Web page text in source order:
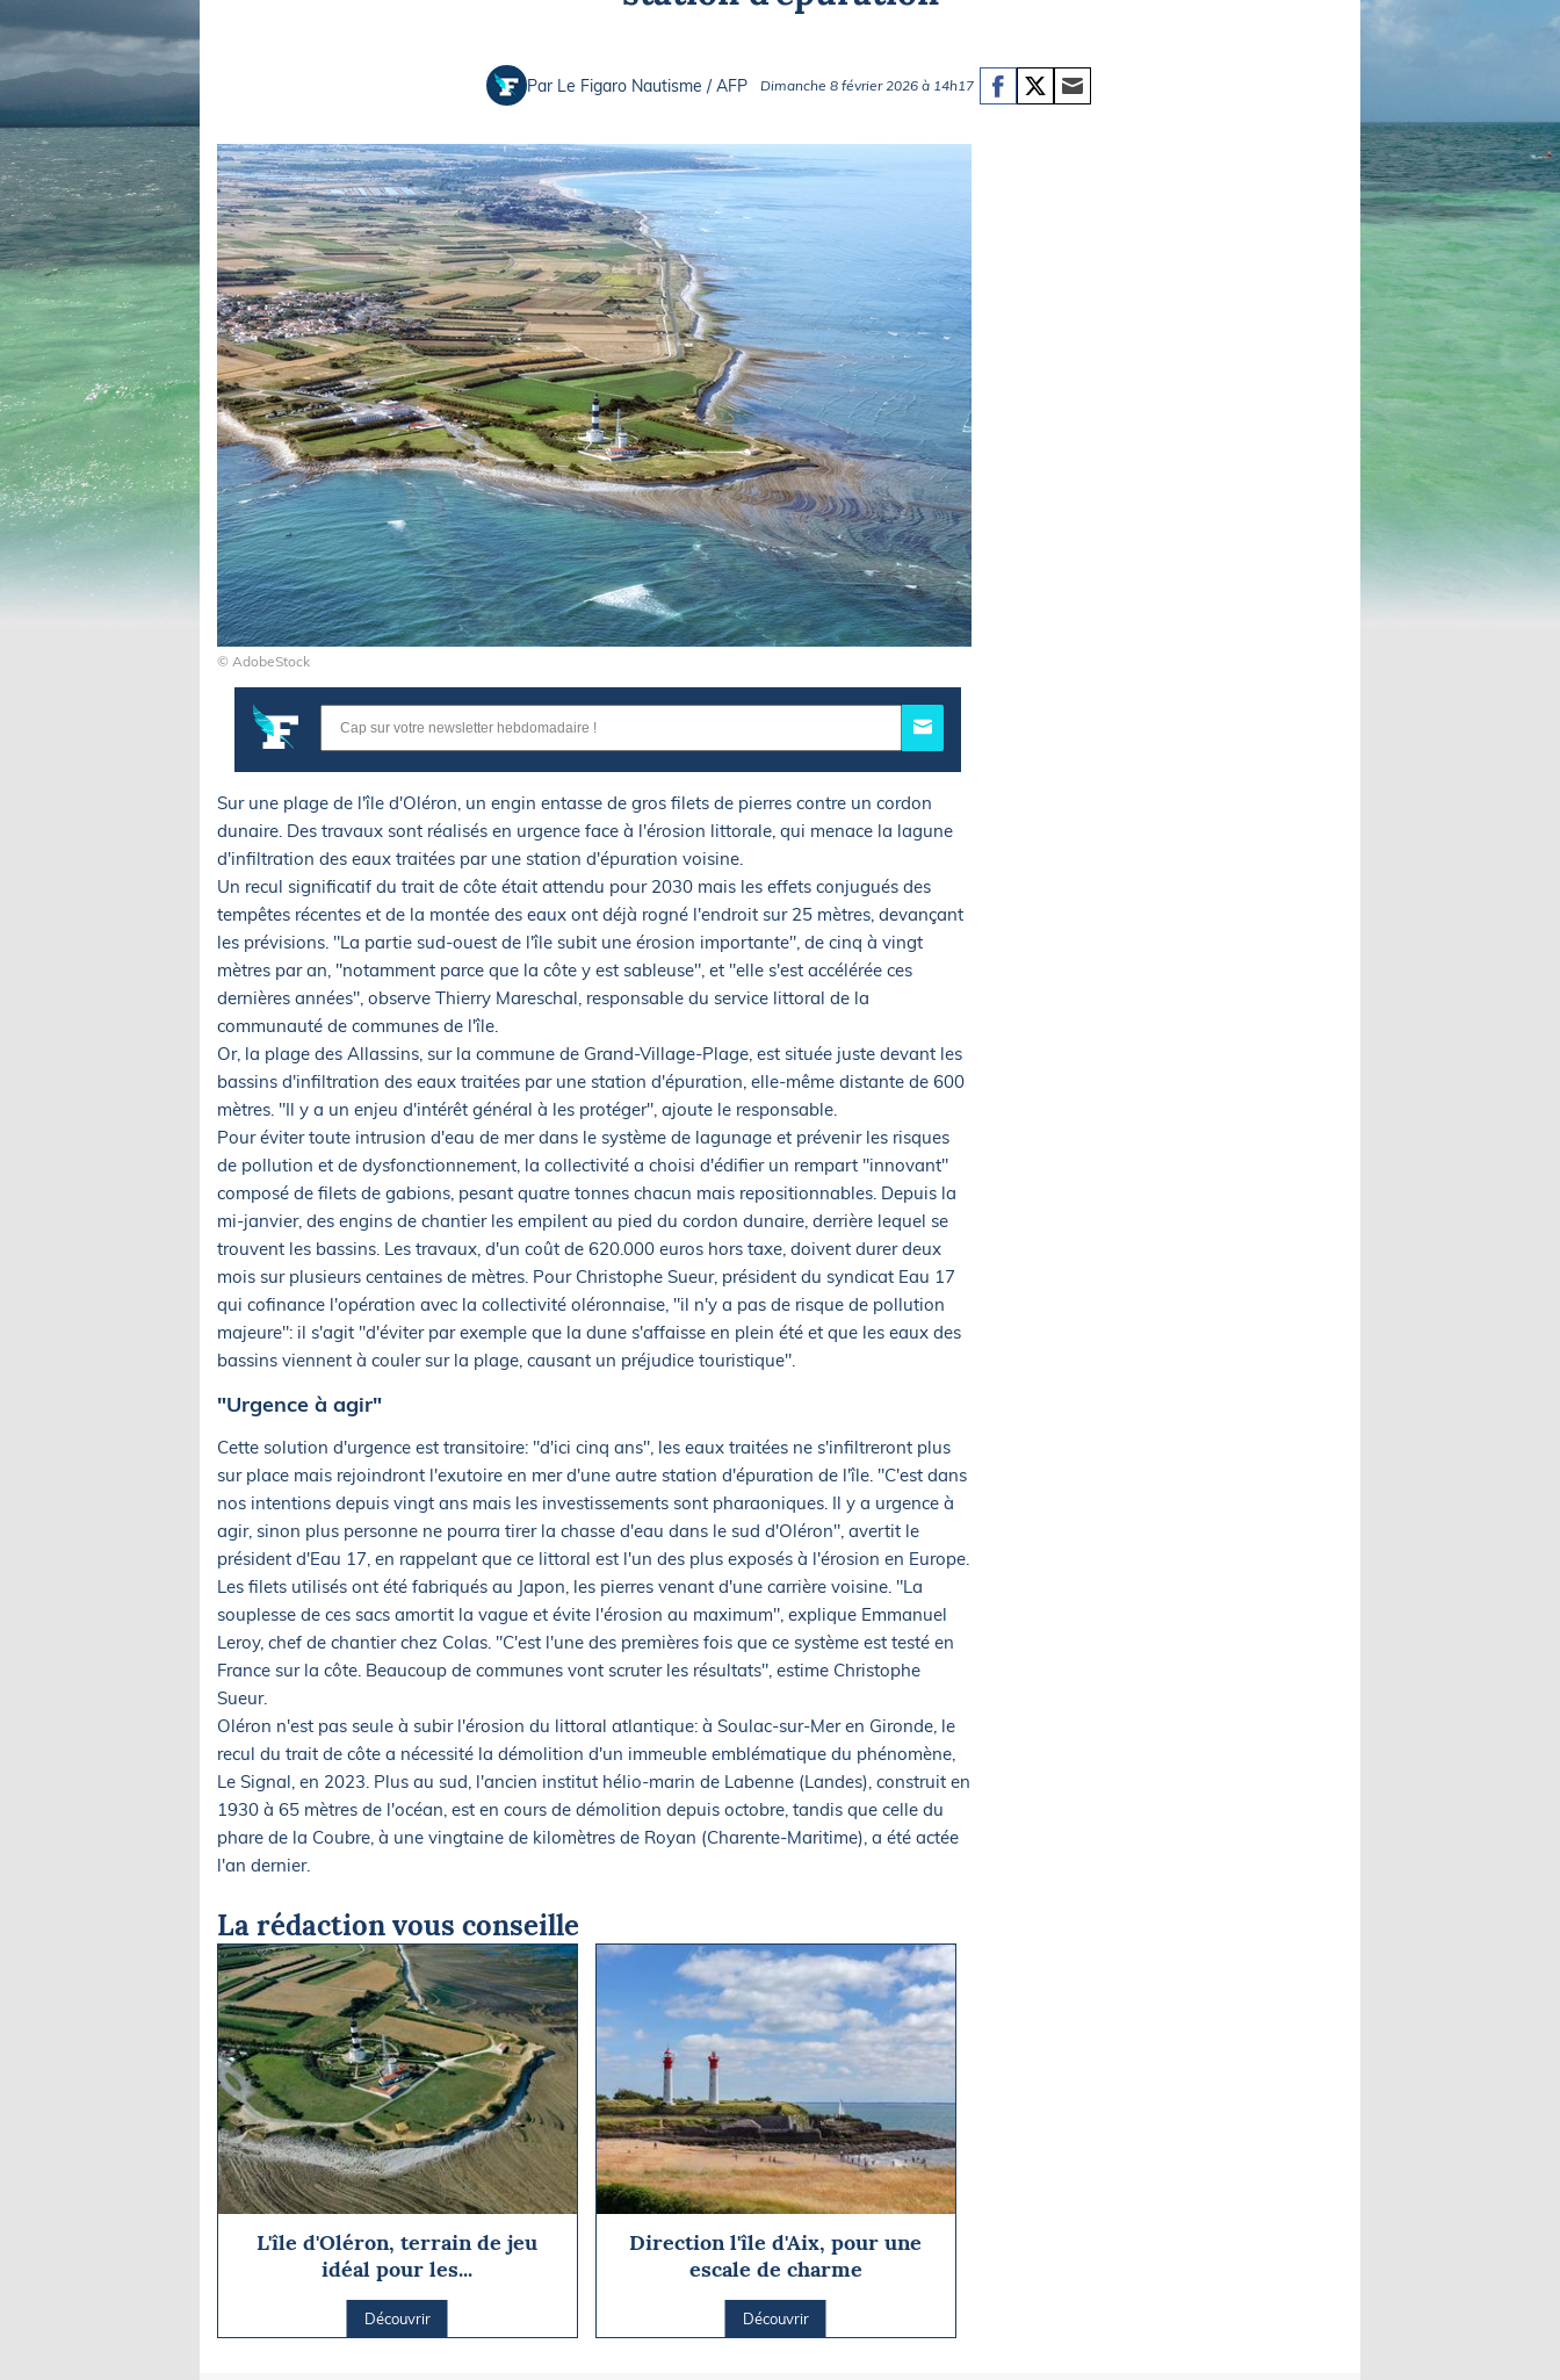
Pêche en mer
Plongée
Briefings
FLASH INFO
Par Le Figaro Nautisme / AFP Dimanche 8 février 2026 à 14h17
© AdobeStock
Sur une plage de l'île d'Oléron, un engin entasse de gros filets de pierres contre un cordon
dunaire. Des travaux sont réalisés en urgence face à l'érosion littorale, qui menace la lagune
d'infiltration des eaux traitées par une station d'épuration voisine.
Un recul significatif du trait de côte était attendu pour 2030 mais les effets conjugués des
tempêtes récentes et de la montée des eaux ont déjà rogné l'endroit sur 25 mètres, devançant
les prévisions. "La partie sud-ouest de l'île subit une érosion importante", de cinq à vingt
mètres par an, "notamment parce que la côte y est sableuse", et "elle s'est accélérée ces
dernières années", observe Thierry Mareschal, responsable du service littoral de la
communauté de communes de l'île.
Or, la plage des Allassins, sur la commune de Grand-Village-Plage, est située juste devant les
bassins d'infiltration des eaux traitées par une station d'épuration, elle-même distante de 600
mètres. "Il y a un enjeu d'intérêt général à les protéger", ajoute le responsable.
Pour éviter toute intrusion d'eau de mer dans le système de lagunage et prévenir les risques
de pollution et de dysfonctionnement, la collectivité a choisi d'édifier un rempart "innovant"
composé de filets de gabions, pesant quatre tonnes chacun mais repositionnables. Depuis la
mi-janvier, des engins de chantier les empilent au pied du cordon dunaire, derrière lequel se
trouvent les bassins. Les travaux, d'un coût de 620.000 euros hors taxe, doivent durer deux
mois sur plusieurs centaines de mètres. Pour Christophe Sueur, président du syndicat Eau 17
qui cofinance l'opération avec la collectivité oléronnaise, "il n'y a pas de risque de pollution
majeure": il s'agit "d'éviter par exemple que la dune s'affaisse en plein été et que les eaux des
bassins viennent à couler sur la plage, causant un préjudice touristique".
"Urgence à agir"
Cette solution d'urgence est transitoire: "d'ici cinq ans", les eaux traitées ne s'infiltreront plus
sur place mais rejoindront l'exutoire en mer d'une autre station d'épuration de l'île. "C'est dans
nos intentions depuis vingt ans mais les investissements sont pharaoniques. Il y a urgence à
agir, sinon plus personne ne pourra tirer la chasse d'eau dans le sud d'Oléron", avertit le
président d'Eau 17, en rappelant que ce littoral est l'un des plus exposés à l'érosion en Europe.
Les filets utilisés ont été fabriqués au Japon, les pierres venant d'une carrière voisine. "La
souplesse de ces sacs amortit la vague et évite l'érosion au maximum", explique Emmanuel
Leroy, chef de chantier chez Colas. "C'est l'une des premières fois que ce système est testé en
France sur la côte. Beaucoup de communes vont scruter les résultats", estime Christophe
Sueur.
Oléron n'est pas seule à subir l'érosion du littoral atlantique: à Soulac-sur-Mer en Gironde, le
recul du trait de côte a nécessité la démolition d'un immeuble emblématique du phénomène,
Le Signal, en 2023. Plus au sud, l'ancien institut hélio-marin de Labenne (Landes), construit en
1930 à 65 mètres de l'océan, est en cours de démolition depuis octobre, tandis que celle du
phare de la Coubre, à une vingtaine de kilomètres de Royan (Charente-Maritime), a été actée
l'an dernier.
La rédaction vous conseille
L'île d'Oléron, terrain de jeu
idéal pour les...
Découvrir
Direction l'île d'Aix, pour une
escale de charme
Découvrir